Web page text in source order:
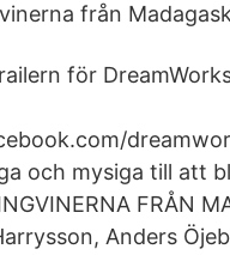
från
för
och mysiga till att
FRÅN
Anders